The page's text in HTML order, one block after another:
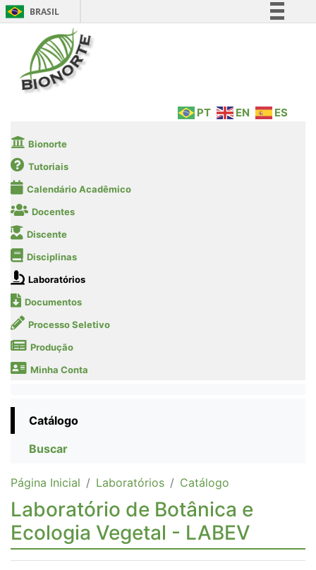
BRASIL
Legislação
PT EN ES
Bionorte
Tutoriais
Calendário Acadêmico
Docentes
Discente
Disciplinas
Laboratórios
Documentos
Processo Seletivo
Produção
Minha Conta
Catálogo
Buscar
Página Inicial Laboratórios Catálogo
Laboratório de Botânica e
Ecologia Vegetal - LABEV